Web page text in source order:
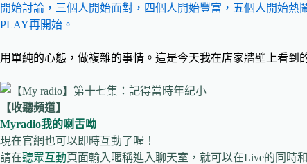
開始討論，三個人開始面對，四個人開始豐富，五個人開始
PLAY再開始。
用單純的心態，做複雜的事情。這是今天我在店家牆壁上看到
【收聽頻道】
Myradio我的喇舌呦
現在官網也可以即時互動了喔！
請在聽眾互動頁面輸入暱稱進入聊天室，就可以在Live的同時